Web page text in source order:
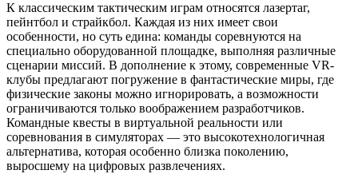
К классическим тактическим играм относятся лазертаг,
пейнтбол и страйкбол. Каждая из них имеет свои
особенности, но суть едина: команды соревнуются на
специально оборудованной площадке, выполняя различные
сценарии миссий. В дополнение к этому, современные VR-
клубы предлагают погружение в фантастические миры, где
физические законы можно игнорировать, а возможности
ограничиваются только воображением разработчиков.
Командные квесты в виртуальной реальности или
соревнования в симуляторах — это высокотехнологичная
альтернатива, которая особенно близка поколению,
выросшему на цифровых развлечениях.